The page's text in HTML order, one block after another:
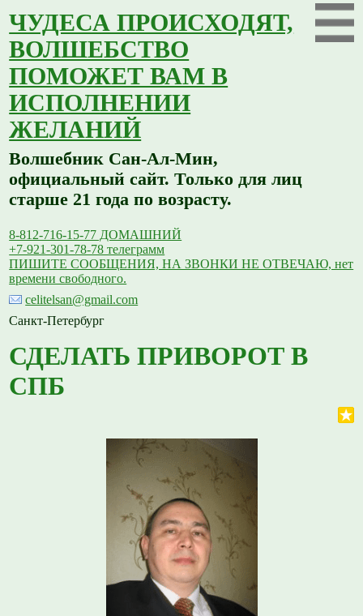
ЧУДЕСА ПРОИСХОДЯТ,
ВОЛШЕБСТВО
ПОМОЖЕТ ВАМ В
ИСПОЛНЕНИИ
ЖЕЛАНИЙ
Волшебник Сан-Ал-Мин,
официальный сайт. Только для лиц
старше 21 года по возрасту.
8-812-716-15-77 ДОМАШНИЙ
+7-921-301-78-78 телеграмм
ПИШИТЕ СООБЩЕНИЯ, НА ЗВОНКИ НЕ ОТВЕЧАЮ, нет
времени свободного.
celitelsan@gmail.com
Санкт-Петербург
СДЕЛАТЬ ПРИВОРОТ В
СПБ